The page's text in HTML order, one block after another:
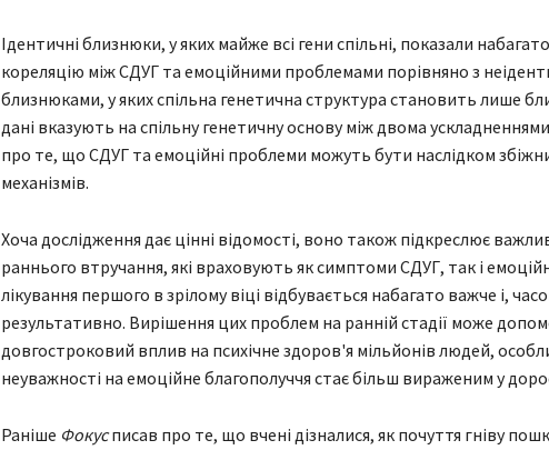
Ідентичні близнюки, у яких майже всі гени спільні, показали
кореляцію між СДУГ та емоційними проблемами порівняно з
близнюками, у яких спільна генетична структура становить лише
дані вказують на спільну генетичну основу між двома
про те, що СДУГ та емоційні проблеми можуть бути наслідком
механізмів.
Хоча дослідження дає цінні відомості, воно також підкреслює
раннього втручання, які враховують як симптоми СДУГ, так і
лікування першого в зрілому віці відбувається набагато важче і,
результативно. Вирішення цих проблем на ранній стадії може
довгостроковий вплив на психічне здоров'я мільйонів людей,
неуважності на емоційне благополуччя стає більш вираженим у
Раніше Фокусписав про те, що вчені дізналися, як почуття гніву